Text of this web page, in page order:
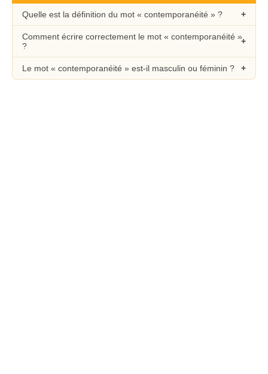
Quelle est la définition du mot « contemporanéité » ?
Comment écrire correctement le mot « contemporanéité »
?
Le mot « contemporanéité » est-il masculin ou féminin ?